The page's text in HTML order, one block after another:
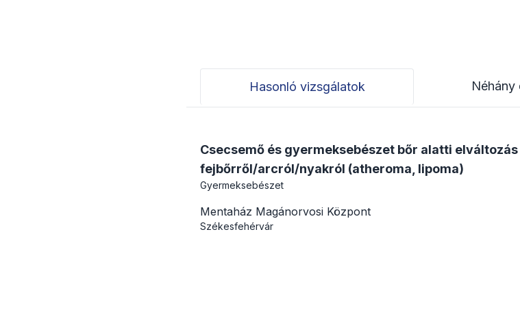
Hasonló vizsgálatok Néhány
Csecsemő és gyermeksebészet bőr alatti
fejbőrről/arcról/nyakról (atheroma, lipoma)
Gyermeksebészet
Mentaház Magánorvosi Központ
Székesfehérvár